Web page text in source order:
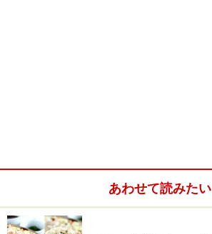
醤油
はちみつ
あわせて読みたい